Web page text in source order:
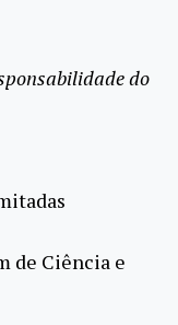
do
de Ciência e